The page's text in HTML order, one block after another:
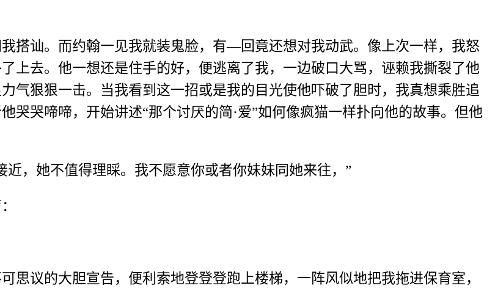
搭讪。而约翰一见我就装鬼脸，有—回竟还想对我动武。像上次一样，我怒
上去。他一想还是住手的好，便逃离了我，一边破口大骂，诬赖我撕裂了他
气狠狠一击。当我看到这一招或是我的目光使他吓破了胆时，我真想乘胜追
哭哭啼啼，开始讲述“那个讨厌的简·爱”如何像疯猫一样扑向他的故事。但他
，她不值得理睬。我不愿意你或者你妹妹同她来往，”
议的大胆宣告，便利索地登登登跑上楼梯，一阵风似地把我拖进保育室，